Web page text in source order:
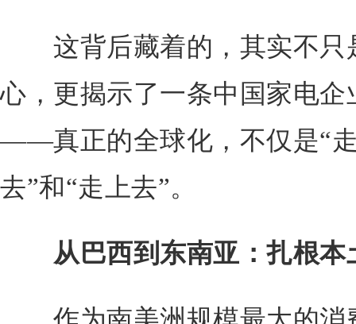
这背后藏着的，其实不只
心，更揭示了一条中国家电
——真正的全球化，不仅是“
去”和“走上去”。
从巴西到东南亚：扎根